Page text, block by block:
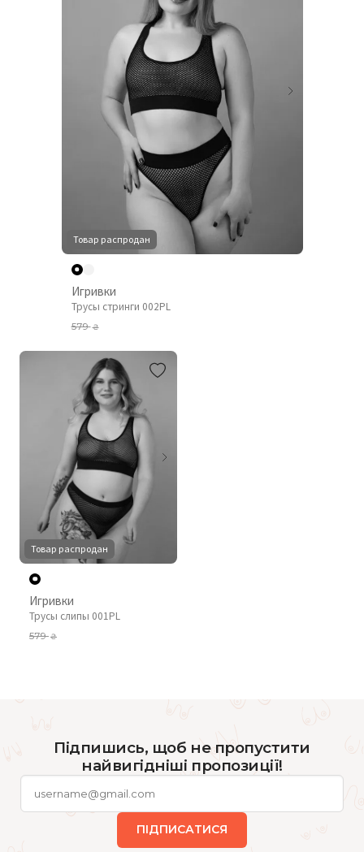
Товар распродан
Игривки
Трусы стринги 002PL
579₴
Товар распродан
Игривки
Трусы слипы 001PL
579₴
Підпишись, щоб не пропустити
найвигідніші пропозиції!
ПІДПИСАТИСЯ